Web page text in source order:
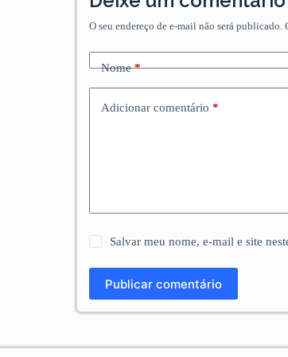
O seu endereço de e-mail não será publicado.
Nome*
Adicionar comentário *
Salvar meu nome, e-mail e site
Publicar comentário